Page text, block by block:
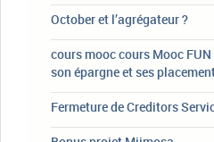
October et l’agrégateur ?
cours mooc cours Mooc FUN
son épargne et ses
Fermeture de Creditors